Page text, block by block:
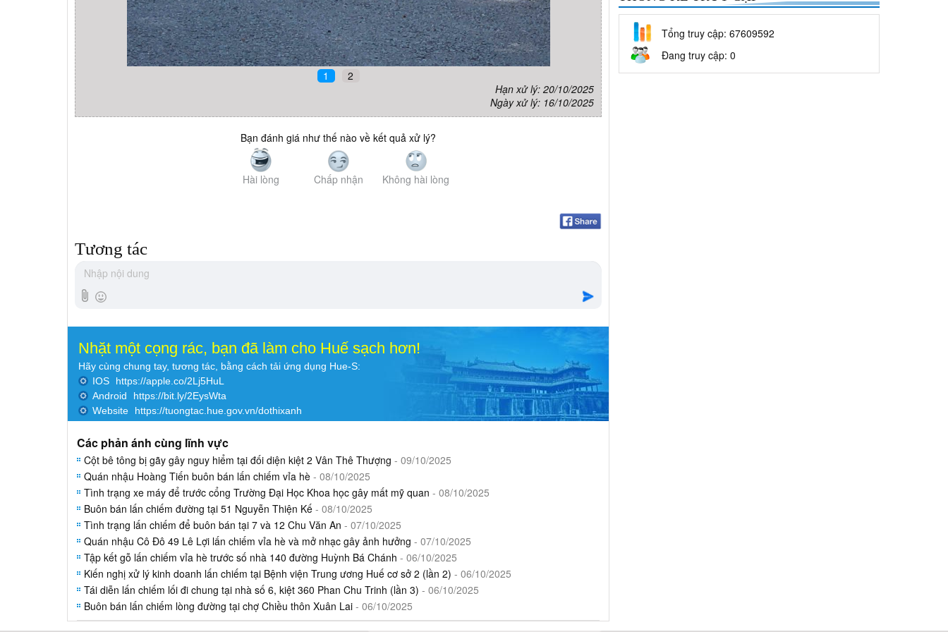
1
2
Hạn xử lý: 20/10/2025
Ngày xử lý: 16/10/2025
Bạn đánh giá như thế nào về kết quả xử lý?
Hài lòng Chấp nhận Không hài lòng
Tương tác
Nhặt một cọng rác, bạn đã làm cho Huế sạch hơn!
Hãy cùng chung tay, tương tác, bằng cách tải ứng dụng Hue-S:
IOS
https://apple.co/2Lj5HuL
Android
https://bit.ly/2EysWta
Website
https://tuongtac.hue.gov.vn/dothixanh
Các phản ánh cùng lĩnh vực
Cột bê tông bị gãy gây nguy hiểm tại đối diện kiệt 2 Vân Thê Thượng - 09/10/2025
Quán nhậu Hoàng Tiến buôn bán lấn chiếm vỉa hè - 08/10/2025
Tình trạng xe máy để trước cổng Trường Đại Học Khoa học gây mất mỹ quan - 08/10/2025
Buôn bán lấn chiếm đường tại 51 Nguyễn Thiện Kế - 08/10/2025
Tình trạng lấn chiếm để buôn bán tại 7 và 12 Chu Văn An - 07/10/2025
Quán nhậu Cô Đô 49 Lê Lợi lấn chiếm vỉa hè và mở nhạc gây ảnh hưởng - 07/10/2025
Tập kết gỗ lấn chiếm vỉa hè trước số nhà 140 đường Huỳnh Bá Chánh - 06/10/2025
Kiến nghị xử lý kinh doanh lấn chiếm tại Bệnh viện Trung ương Huế cơ sở 2 (lần 2) - 06/10/2025
Tái diễn lấn chiếm lối đi chung tại nhà số 6, kiệt 360 Phan Chu Trinh (lần 3) - 06/10/2025
Buôn bán lấn chiếm lòng đường tại chợ Chiều thôn Xuân Lai - 06/10/2025
Tổng truy cập: 67609592
Đang truy cập: 0